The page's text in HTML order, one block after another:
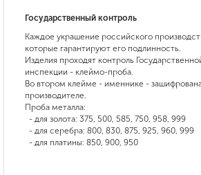
Государственный контроль
Каждое украшение российского
которые гарантируют его подлинность.
Изделия проходят контроль
инспекции - клеймо-проба.
Во втором клейме - именнике -
производителе.
Проба металла:
- для золота: 375, 500, 585, 750, 958, 999
- для серебра: 800, 830, 875, 925, 960, 999
- для платины: 850, 900, 950